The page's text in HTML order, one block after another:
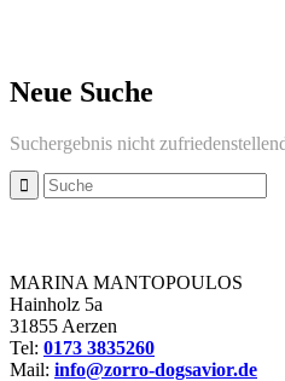
Neue Suche
Suchergebnis nicht
MARINA MANTOPOULOS
Hainholz 5a
31855 Aerzen
Tel: 0173 3835260
Mail: info@zorro-dogsavior.de